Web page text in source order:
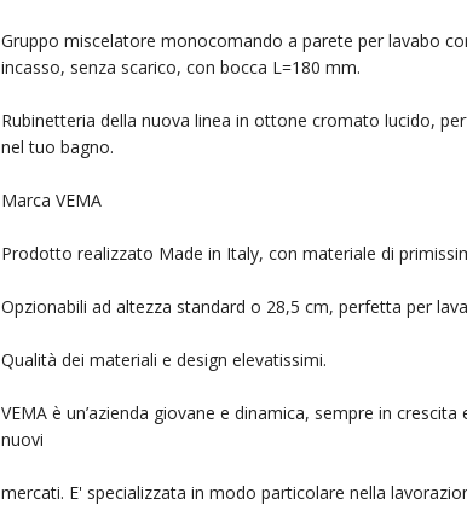
Gruppo miscelatore monocomando a parete per lavabo
incasso, senza scarico, con bocca L=180 mm.
Rubinetteria della nuova linea in ottone cromato lucido,
nel tuo bagno.
Marca VEMA
Prodotto realizzato Made in Italy, con materiale di
Opzionabili ad altezza standard o 28,5 cm, perfetta per
Qualità dei materiali e design elevatissimi.
VEMA è un’azienda giovane e dinamica, sempre in crescita
nuovi
mercati. E' specializzata in modo particolare nella